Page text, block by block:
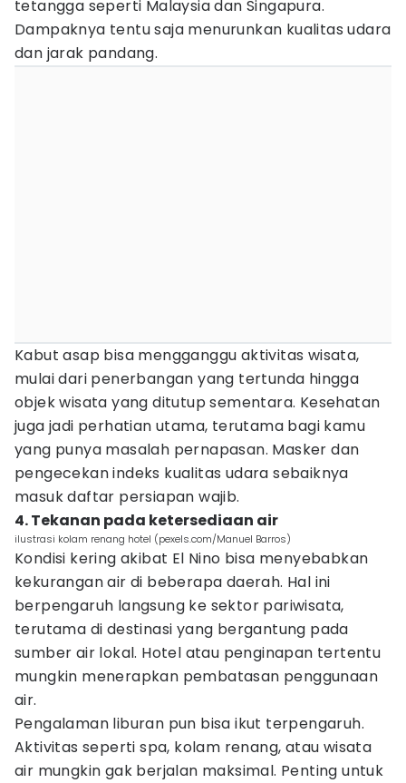
tetangga seperti Malaysia dan Singapura.
Dampaknya tentu saja menurunkan kualitas udara
dan jarak pandang.
Kabut asap bisa mengganggu aktivitas wisata,
mulai dari penerbangan yang tertunda hingga
objek wisata yang ditutup sementara. Kesehatan
juga jadi perhatian utama, terutama bagi kamu
yang punya masalah pernapasan. Masker dan
pengecekan indeks kualitas udara sebaiknya
masuk daftar persiapan wajib.
4. Tekanan pada ketersediaan air
ilustrasi kolam renang hotel (pexels.com/Manuel Barros)
Kondisi kering akibat El Nino bisa menyebabkan
kekurangan air di beberapa daerah. Hal ini
berpengaruh langsung ke sektor pariwisata,
terutama di destinasi yang bergantung pada
sumber air lokal. Hotel atau penginapan tertentu
mungkin menerapkan pembatasan penggunaan
air.
Pengalaman liburan pun bisa ikut terpengaruh.
Aktivitas seperti spa, kolam renang, atau wisata
air mungkin gak berjalan maksimal. Penting untuk